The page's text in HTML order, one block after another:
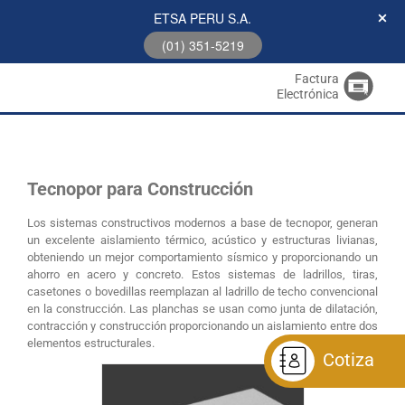
Factura
Electrónica
Tecnopor para Construcción
Los sistemas constructivos modernos a base de tecnopor, generan
un excelente aislamiento térmico, acústico y estructuras livianas,
obteniendo un mejor comportamiento sísmico y proporcionando un
ahorro en acero y concreto. Estos sistemas de ladrillos, tiras,
casetones o bovedillas reemplazan al ladrillo de techo convencional
en la construcción. Las planchas se usan como junta de dilatación,
contracción y construcción proporcionando un aislamiento entre dos
elementos estructurales.
ETSA PERU S.A.
(01) 351-5219
Cotiza